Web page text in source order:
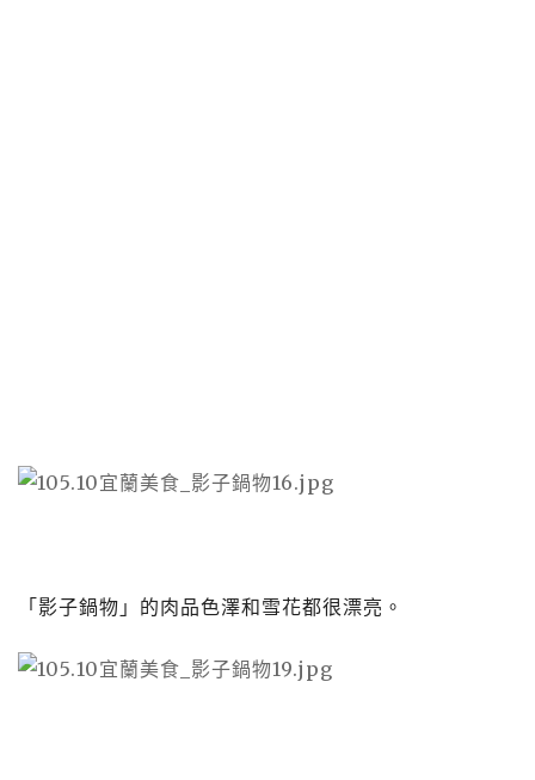
「影子鍋物」的肉品色澤和雪花都很漂亮。